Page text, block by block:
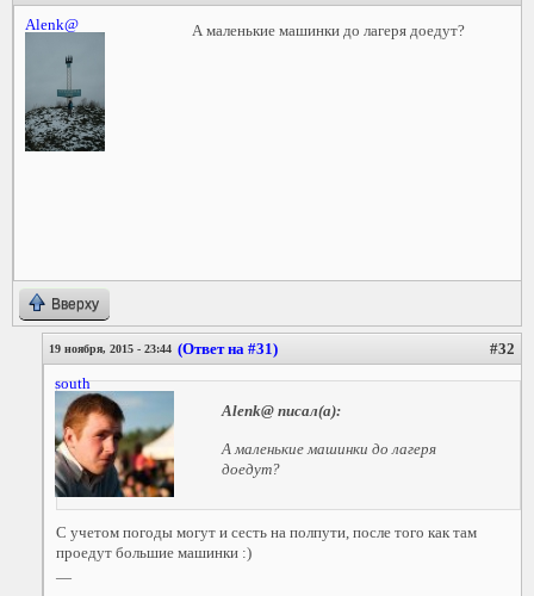
Alenk@ А маленькие машинки до лагеря доедут?
Вверху
19 ноября, 2015 - 23:44 (Ответ на #31) #32
south
Alenk@ писал(а):
А маленькие машинки до лагеря
доедут?
С учетом погоды могут и сесть на полпути, после того как там
проедут большие машинки :)
—